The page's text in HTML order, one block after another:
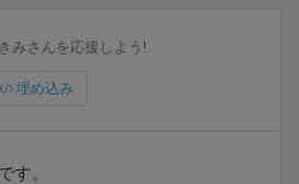
みさんを応援しよう!
埋め込み
す。